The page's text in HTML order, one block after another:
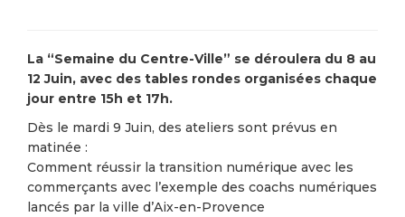
La “Semaine du Centre-Ville” se déroulera du 8 au
12 Juin, avec des tables rondes organisées chaque
jour entre 15h et 17h.
Dès le mardi 9 Juin, des ateliers sont prévus en
matinée :
Comment réussir la transition numérique avec les
commerçants avec l’exemple des coachs numériques
lancés par la ville d’Aix-en-Provence